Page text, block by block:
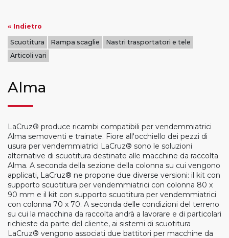
« Indietro
Scuotitura Rampa scaglie
Nastri trasportatori e tele
Articoli vari
Alma
LaCruz® produce ricambi compatibili per vendemmiatrici
Alma semoventi e trainate. Fiore all'occhiello dei pezzi di
usura per vendemmiatrici LaCruz® sono le soluzioni
alternative di scuotitura destinate alle macchine da raccolta
Alma. A seconda della sezione della colonna su cui vengono
applicati, LaCruz® ne propone due diverse versioni: il kit con
supporto scuotitura per vendemmiatrici con colonna 80 x
90 mm e il kit con supporto scuotitura per vendemmiatrici
con colonna 70 x 70. A seconda delle condizioni del terreno
su cui la macchina da raccolta andrà a lavorare e di particolari
richieste da parte del cliente, ai sistemi di scuotitura
LaCruz® vengono associati due battitori per macchine da